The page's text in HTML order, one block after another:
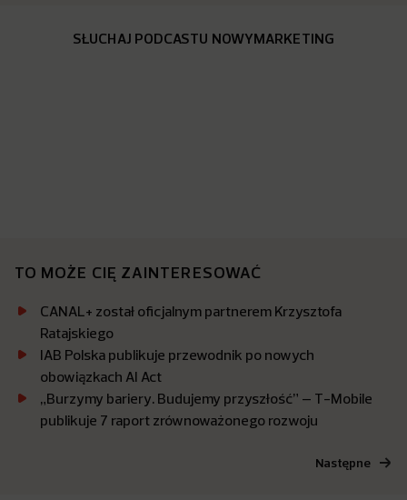
SŁUCHAJ PODCASTU NOWYMARKETING
TO MOŻE CIĘ ZAINTERESOWAĆ
CANAL+ został oficjalnym partnerem Krzysztofa
Ratajskiego
IAB Polska publikuje przewodnik po nowych
obowiązkach AI Act
„Burzymy bariery. Budujemy przyszłość” – T-Mobile
publikuje 7 raport zrównoważonego rozwoju
Następne